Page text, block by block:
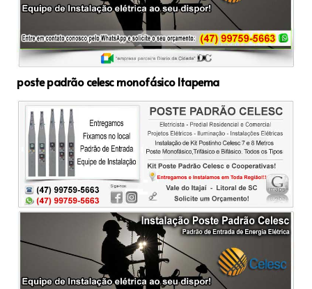
poste padrão celesc monofásico Itapema